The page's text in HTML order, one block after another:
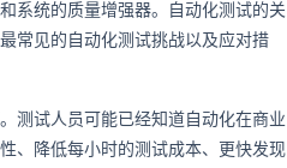
系统的质量增强器。自动化测试的关
常见的自动化测试挑战以及应对措
测试人员可能已经知道自动化在商业
、降低每小时的测试成本、更快发现